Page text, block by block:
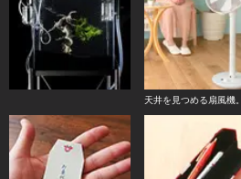
天井を見つめる扇風機。